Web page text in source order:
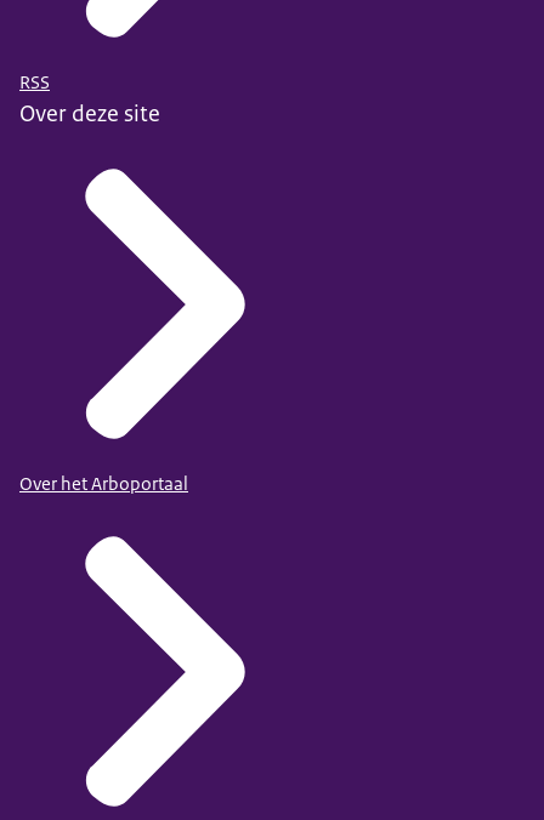
RSS
Over deze site
Over het Arboportaal